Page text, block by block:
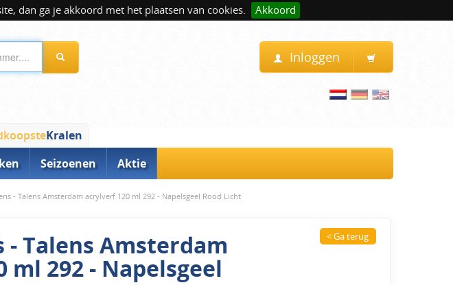
dan ga je akkoord met het plaatsen van cookies. Akkoord
Inloggen
Kralen
Seizoenen Aktie
- Talens Amsterdam acrylverf 120 ml 292 - Napelsgeel Rood Licht
- Talens Amsterdam
ml 292 - Napelsgeel
< Ga terug